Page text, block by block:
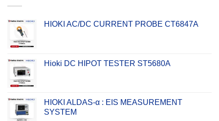
HIOKI AC/DC CURRENT PROBE CT6847A
Hioki DC HIPOT TESTER ST5680A
HIOKI ALDAS-α : EIS MEASUREMENT
SYSTEM